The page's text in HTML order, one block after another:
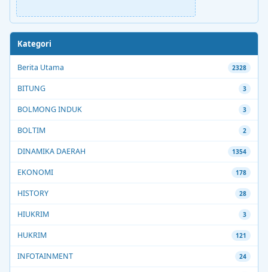
Kategori
Berita Utama 2328
BITUNG 3
BOLMONG INDUK 3
BOLTIM 2
DINAMIKA DAERAH 1354
EKONOMI 178
HISTORY 28
HIUKRIM 3
HUKRIM 121
INFOTAINMENT 24